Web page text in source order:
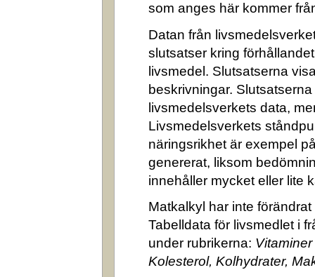
som anges här kommer
Datan från
slutsatser kring
livsmedel. Slutsatserna
beskrivningar.
livsmedelsverkets data,
Livsmedelsverkets
näringsrikhet är exempel
genererat, liksom
innehåller mycket eller lite
Matkalkyl har inte
Tabelldata för livsmedlet i
under rubrikerna:
Kolesterol, Kolhydrater,